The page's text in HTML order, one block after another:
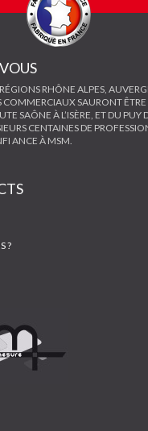
RHÔNE ALPES,
SAURONT ÊTRE
SAÔNE À L’ISÈRE, ET DU PUY
CENTAINES DE
ANCE À MSM.
?